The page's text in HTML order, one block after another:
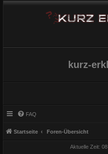
kurz-
FAQ
Startseite Foren-Übersicht
Aktuelle Zeit: